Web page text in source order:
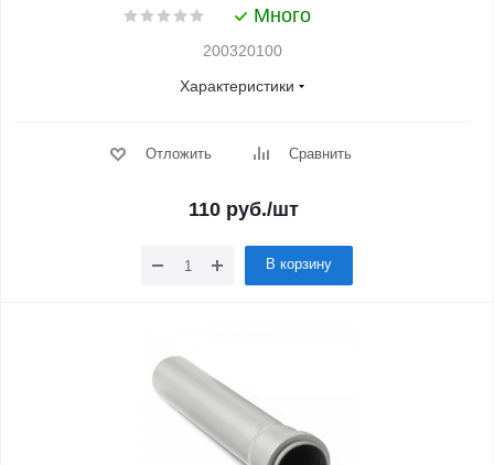
Много
200320100
Характеристики
Отложить Сравнить
110руб./шт
В корзину